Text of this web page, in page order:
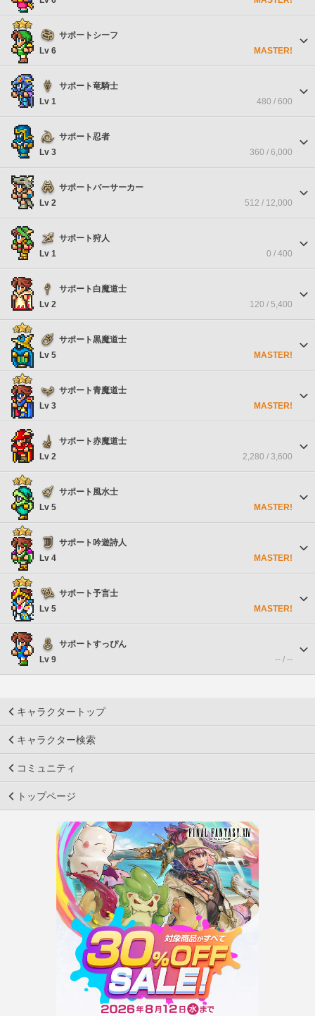
サポートシーフ
Lv 6
MASTER!
サポート竜騎士
Lv 1
480 / 600
サポート忍者
Lv 3
360 / 6,000
サポートバーサーカー
Lv 2
512 / 12,000
サポート狩人
Lv 1
0 / 400
サポート白魔道士
Lv 2
120 / 5,400
サポート黒魔道士
Lv 5
MASTER!
サポート青魔道士
Lv 3
MASTER!
サポート赤魔道士
Lv 2
2,280 / 3,600
サポート風水士
Lv 5
MASTER!
サポート吟遊詩人
Lv 4
MASTER!
サポート予言士
Lv 5
MASTER!
サポートすっぴん
Lv 9
-- / --
キャラクタートップ
キャラクター検索
コミュニティ
トップページ